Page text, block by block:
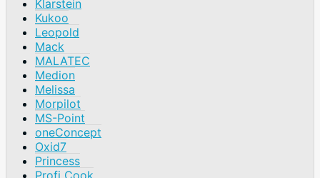
Klarstein
Kukoo
Leopold
Mack
MALATEC
Medion
Melissa
Morpilot
MS-Point
oneConcept
Oxid7
Princess
Profi Cook